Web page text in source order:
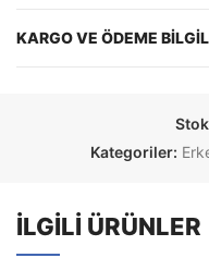
KARGO VE ÖDEME
Kategoriler:
İLGILI ÜRÜNLER